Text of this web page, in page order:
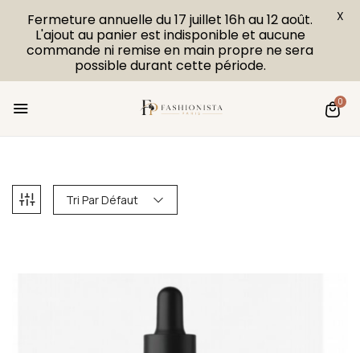
0
Tri Par Défaut
Fermeture annuelle du 17 juillet 16h au 12 août.
L'ajout au panier est indisponible et aucune
commande ni remise en main propre ne sera
possible durant cette période.
X